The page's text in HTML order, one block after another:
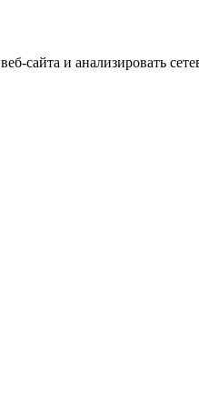
сайта и анализировать